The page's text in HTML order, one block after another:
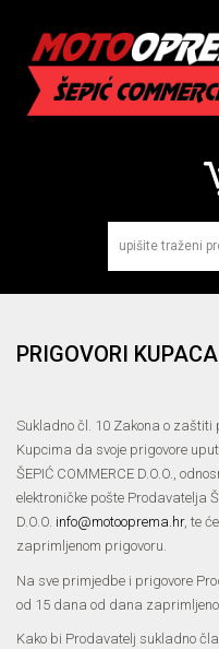
PRIGOVORI KUPACA
Sukladno čl. 10 Zakona o
Kupcima da svoje prigovore
ŠEPIĆ COMMERCE D.O.O.,
elektroničke pošte Prodavatelja
D.O.O. info@motooprema.hr, te
zaprimljenom prigovoru.
Na sve primjedbe i prigovore
od 15 dana od dana
Kako bi Prodavatelj sukladno